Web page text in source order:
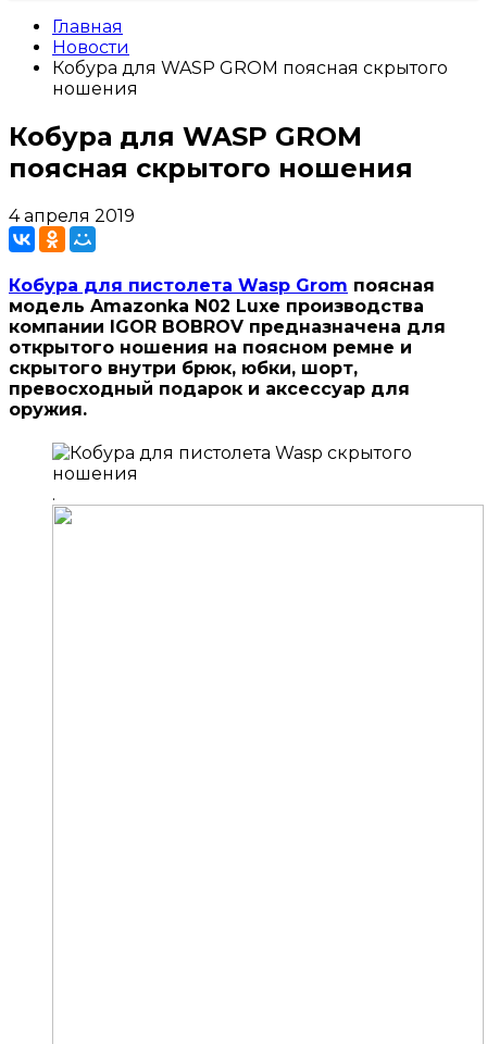
Главная
Новости
Кобура для WASP GROM поясная скрытого
ношения
Кобура для WASP GROM
поясная скрытого ношения
4 апреля 2019
Кобура для пистолета Wasp Grom поясная
модель Amazonka N02 Luxe производства
компании IGOR BOBROV предназначена для
открытого ношения на поясном ремне и
скрытого внутри брюк, юбки, шорт,
превосходный подарок и аксессуар для
оружия.
.